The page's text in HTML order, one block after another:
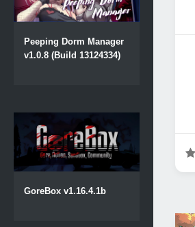
Peeping Dorm Manager
v1.0.8 (Build 13124334)
GoreBox v1.16.4.1b